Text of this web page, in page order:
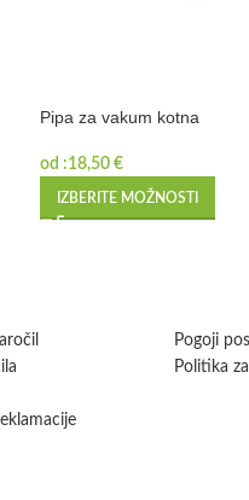
Pipa za vakum kotna
od :18,50 €
IZBERITE MOŽNOSTI
Pogoji
Politika